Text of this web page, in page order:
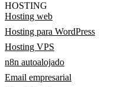
HOSTING
Hosting web
Hosting para WordPress
Hosting VPS
n8n autoalojado
Email empresarial